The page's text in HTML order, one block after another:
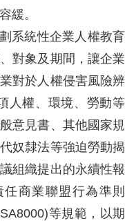
緩。
系統性企業人權教育
對象及期間，讓企業
對於人權侵害風險辨
人權、環境、勞動等
意見書、其他國家規
奴隸法等強迫勞動揭
組織提出的永續性報
商業聯盟行為準則
等規範，以期